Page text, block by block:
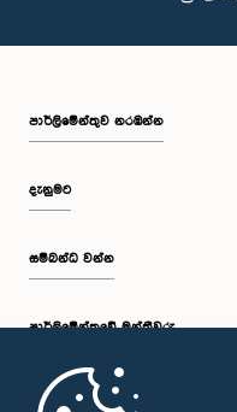
පාර්ලි‌මේන්තුව නරඹන්න
දැනුමට
සම්බන්ධ වන්න
පාර්ලි‌මේන්තුවේ මන්ත්‍රීවරු
මුල් පිටුව